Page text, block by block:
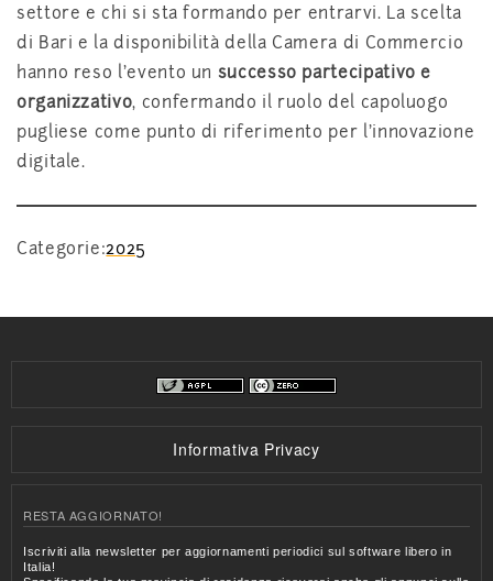
settore e chi si sta formando per entrarvi. La scelta
di Bari e la disponibilità della Camera di Commercio
hanno reso l’evento un successo partecipativo e
organizzativo, confermando il ruolo del capoluogo
pugliese come punto di riferimento per l’innovazione
digitale.
Categorie:2025
Informativa Privacy
RESTA AGGIORNATO!